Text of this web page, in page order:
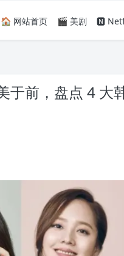
🏠 网站首页 🎬 美剧 🅽
于前，盘点 4 大